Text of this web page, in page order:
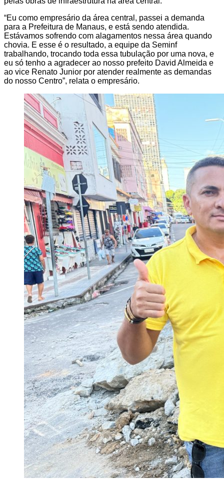
“Eu como empresário da área central, passei a demanda
para a Prefeitura de Manaus, e está sendo atendida.
Estávamos sofrendo com alagamentos nessa área quando
chovia. E esse é o resultado, a equipe da Seminf
trabalhando, trocando toda essa tubulação por uma nova, e
eu só tenho a agradecer ao nosso prefeito David Almeida e
ao vice Renato Junior por atender realmente as demandas
do nosso Centro”, relata o empresário.